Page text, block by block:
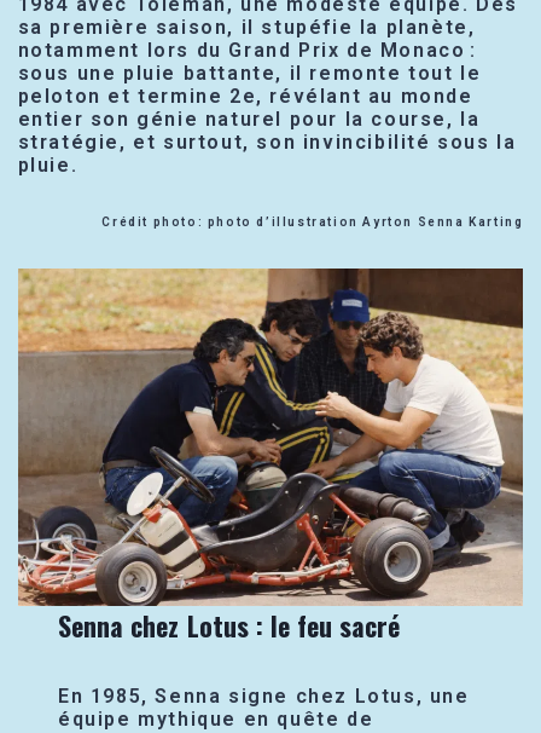
sa première saison, il stupéfie la planète,
notamment lors du Grand Prix de Monaco :
sous une pluie battante, il remonte tout le
peloton et termine 2e, révélant au monde
entier son génie naturel pour la course, la
stratégie, et surtout, son invincibilité sous la
pluie.
Crédit photo: photo d’illustration Ayrton Senna Karting
Senna chez Lotus : le feu sacré
En 1985, Senna signe chez Lotus, une
équipe mythique en quête de